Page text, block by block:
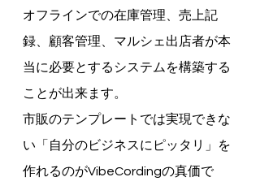
オフラインでの在庫管理、売上記
録、顧客管理、マルシェ出店者が本
当に必要とするシステムを構築する
ことが出来ます。
市販のテンプレートでは実現できな
い「自分のビジネスにピッタリ」を
作れるのがVibeCordingの真価で